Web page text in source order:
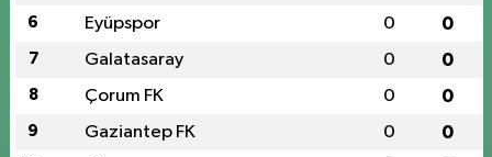
6 Eyüpspor 0 0
7 Galatasaray 0 0
8 Çorum FK 0 0
9 Gaziantep FK 0 0